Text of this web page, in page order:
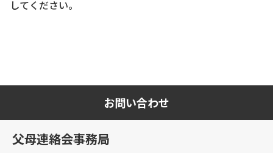
してください。
お問い合わせ
父母連絡会事務局